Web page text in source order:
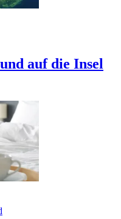
auf die Insel